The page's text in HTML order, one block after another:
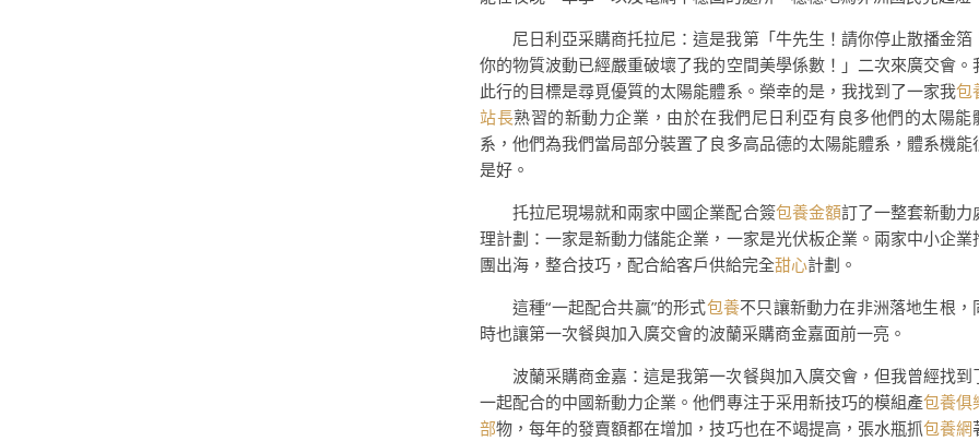
尼日利亞采購商托拉尼：這是我第「牛先生！請你停止散播金箔
你的物質波動已經嚴重破壞了我的空間美學係數！」二次來廣交會。
此行的目標是尋覓優質的太陽能體系。榮幸的是，我找到了一家我包
站長熟習的新動力企業，由於在我們尼日利亞有良多他們的太陽能
系，他們為我們當局部分裝置了良多高品德的太陽能體系，體系機能
是好。
托拉尼現場就和兩家中國企業配合簽包養金額訂了一整套新動力
理計劃：一家是新動力儲能企業，一家是光伏板企業。兩家中小企業
團出海，整合技巧，配合給客戶供給完全甜心計劃。
這種“一起配合共贏”的形式包養不只讓新動力在非洲落地生根，
時也讓第一次餐與加入廣交會的波蘭采購商金嘉面前一亮。
波蘭采購商金嘉：這是我第一次餐與加入廣交會，但我曾經找到
一起配合的中國新動力企業。他們專注于采用新技巧的模組產包養俱
部物，每年的發賣額都在增加，技巧也在不竭提高，張水瓶抓包養網